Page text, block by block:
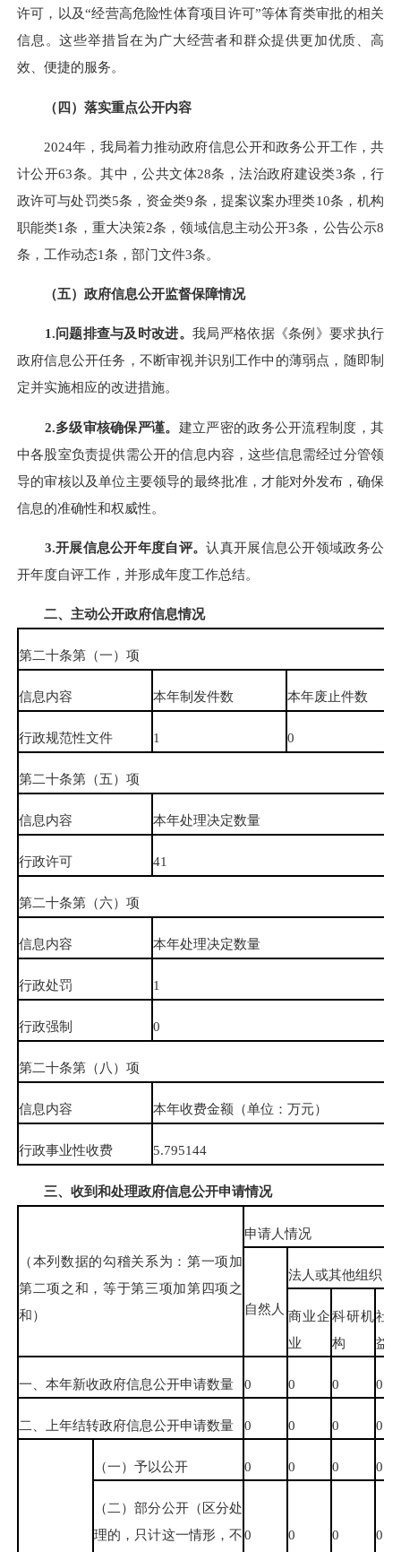
许可，以及“经营高危险性体育项目许可”等体育类审批的相关
信息。这些举措旨在为广大经营者和群众提供更加优质、高
效、便捷的服务。
（四）落实重点公开内容
2024年，我局着力推动政府信息公开和政务公开工作，共
计公开63条。其中，公共文体28条，法治政府建设类3条，行
政许可与处罚类5条，资金类9条，提案议案办理类10条，机构
职能类1条，重大决策2条，领域信息主动公开3条，公告公示8
条，工作动态1条，部门文件3条。
（五）政府信息公开监督保障情况
1.问题排查与及时改进。我局严格依据《条例》要求执行
政府信息公开任务，不断审视并识别工作中的薄弱点，随即制
定并实施相应的改进措施。
2.多级审核确保严谨。 建立严密的政务公开流程制度，其
中各股室负责提供需公开的信息内容，这些信息需经过分管领
导的审核以及单位主要领导的最终批准，才能对外发布，确保
信息的准确性和权威性。
3.开展信息公开年度自评。认真开展信息公开领域政务公
开年度自评工作，并形成年度工作总结。
二、主动公开政府信息情况
第二十条第（一）项
信息内容 本年制发件数 本年废止件数
行政规范性文件 1 0
第二十条第（五）项
信息内容 本年处理决定数量
行政许可 41
第二十条第（六）项
信息内容 本年处理决定数量
行政处罚 1
行政强制 0
第二十条第（八）项
信息内容 本年收费金额（单位：万元）
行政事业性收费 5.795144
三、收到和处理政府信息公开申请情况
（本列数据的勾稽关系为：第一项加
第二项之和，等于第三项加第四项之
和）
申请人情况
自然人
法人或其他组织
商业企
业
科研机
构
社
益
一、本年新收政府信息公开申请数量 0 0 0 0
二、上年结转政府信息公开申请数量 0 0 0 0
（一）予以公开 0 0 0 0
（二）部分公开（区分处
理的，只计这一情形，不0 0 0 0